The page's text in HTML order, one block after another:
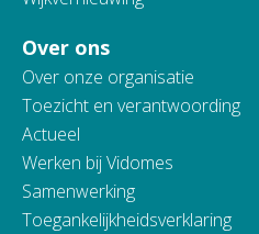
Over ons
Over onze organisatie
Toezicht en verantwoording
Actueel
Werken bij Vidomes
Samenwerking
Toegankelijkheidsverklaring